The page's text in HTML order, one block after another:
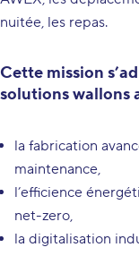
nuitée, les repas.
Cette mission
solutions wallons
la fabrication
maintenance,
l’efficience
net-zero,
la digitalisation